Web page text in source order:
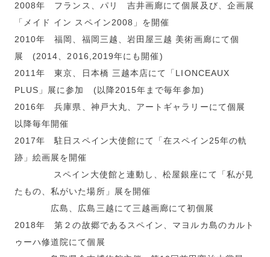
2008年 フランス、パリ 吉井画廊にて個展及び、企画展
「メイド イン スペイン2008」を開催
2010年 福岡、福岡三越、岩田屋三越 美術画廊にて個
展 (2014、2016,2019年にも開催)
2011年 東京、日本橋 三越本店にて「LIONCEAUX
PLUS」展に参加 (以降2015年まで毎年参加)
2016年 兵庫県、神戸大丸、アートギャラリーにて個展
以降毎年開催
2017年 駐日スペイン大使館にて「在スペイン25年の軌
跡」絵画展を開催
スペイン大使館と連動し、松屋銀座にて「私が見
たもの、私がいた場所」展を開催
広島、広島三越にて三越画廊にて初個展
2018年 第２の故郷であるスペイン、マヨルカ島のカルト
ゥーハ修道院にて個展